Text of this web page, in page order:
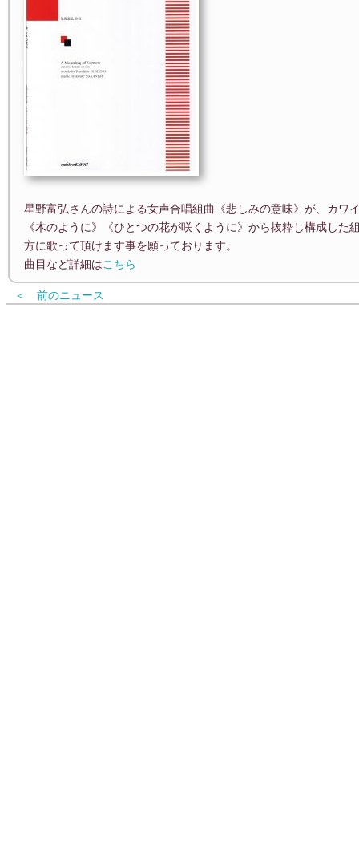
星野富弘さんの詩による女声合唱組曲《悲しみの意味》が、カワ
《木のように》《ひとつの花が咲くように》から抜粋し構成し
方に歌って頂けます事を願っております。
曲目など詳細はこちら
＜ 前のニュース